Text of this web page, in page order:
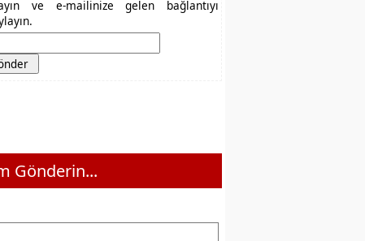
ve e-mailinize gelen bağlantıyı
Gönderin...